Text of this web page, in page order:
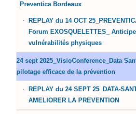
_Preventica Bordeaux
REPLAY du 14 OCT
Forum EXOSQUELETTES_
vulnérabilités physiques
24 sept 2025_VisioConference_Data
pilotage efficace de la prévention
REPLAY du 24 SEPT 25_DATA-
AMELIORER LA PREVENTION